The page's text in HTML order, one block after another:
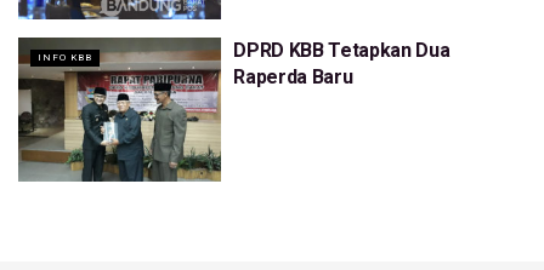
INFO KBB
DPRD KBB Tetapkan Dua
Raperda Baru